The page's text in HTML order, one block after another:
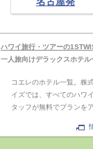
ハワイ旅行・ツアーの
一人旅向けデラックスホテル
コエレのホテル一覧。株
イズでは、すべてのハワ
タッフが無料でプランを